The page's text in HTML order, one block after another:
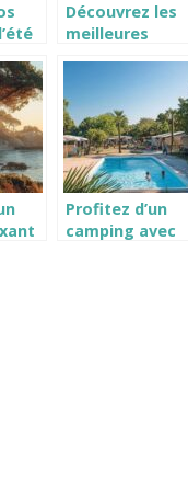
Découvrez les
meilleures
bord de mer en
Normandie
Profitez d’un
camping avec